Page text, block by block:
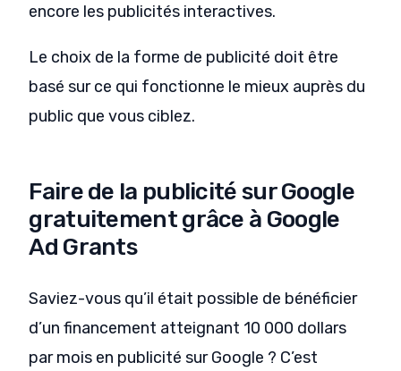
encore les publicités interactives.
Le choix de la forme de publicité doit être
basé sur ce qui fonctionne le mieux auprès du
public que vous ciblez.
Faire de la publicité sur Google
gratuitement grâce à Google
Ad Grants
Saviez-vous qu’il était possible de bénéficier
d’un financement atteignant 10 000 dollars
par mois en publicité sur Google ? C’est